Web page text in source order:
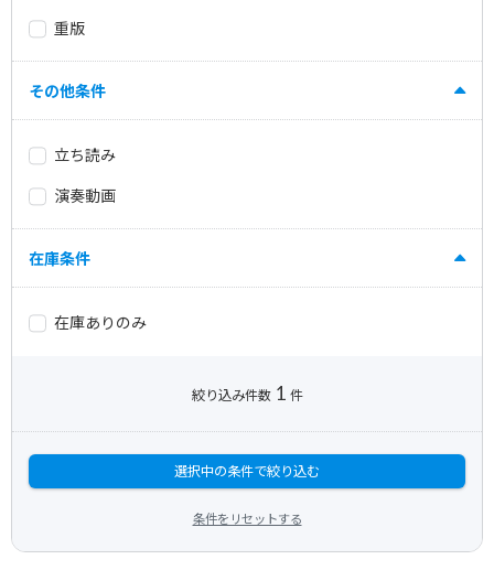
重版
その他条件
立ち読み
演奏動画
在庫条件
在庫ありのみ
絞り込み件数 1 件
選択中の条件で絞り込む
条件をリセットする